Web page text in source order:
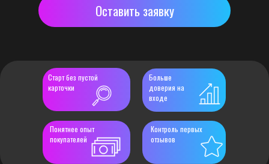
Оставить заявку
Старт без пустой
карточки
Больше
доверия на
входе
Понятнее опыт
покупателей
Контроль первых
отзывов